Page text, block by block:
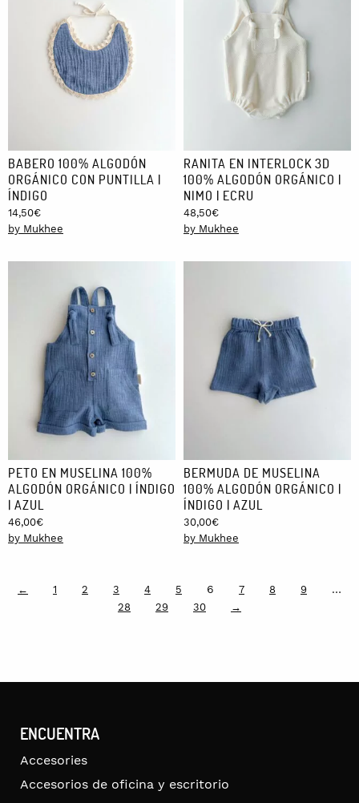
BABERO 100% ALGODÓN
ORGÁNICO CON PUNTILLA |
ÍNDIGO
14,50€
by Mukhee
RANITA EN INTERLOCK 3D
100% ALGODÓN ORGÁNICO |
NIMO | ECRU
48,50€
by Mukhee
PETO EN MUSELINA 100%
ALGODÓN ORGÁNICO | ÍNDIGO
| AZUL
46,00€
by Mukhee
BERMUDA DE MUSELINA
100% ALGODÓN ORGÁNICO |
ÍNDIGO | AZUL
30,00€
by Mukhee
← 1 2 3 4 5 6 7 8 9 …
28 29 30 →
ENCUENTRA
Accesories
Accesorios de oficina y escritorio